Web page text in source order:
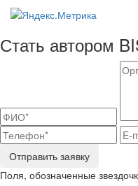
Стать автором
Отправить заявку
Поля, обозначенные